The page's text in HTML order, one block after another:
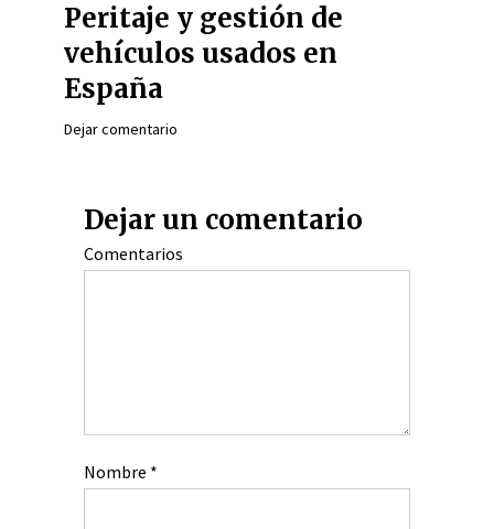
Peritaje y gestión de
vehículos usados en
España
Dejar comentario
Dejar un comentario
Comentarios
Nombre *